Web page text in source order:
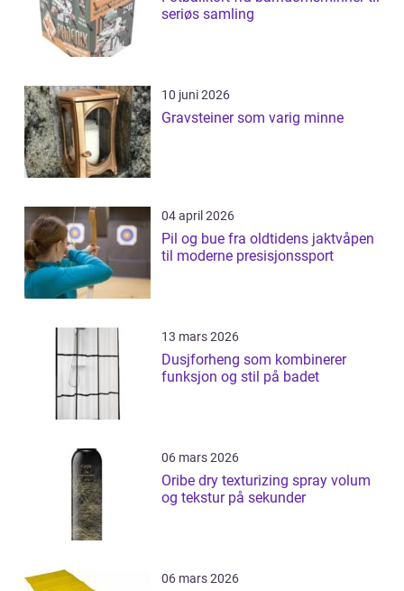
seriøs samling
10 juni 2026
Gravsteiner som varig minne
04 april 2026
Pil og bue fra oldtidens jaktvåpen
til moderne presisjonssport
13 mars 2026
Dusjforheng som kombinerer
funksjon og stil på badet
06 mars 2026
Oribe dry texturizing spray volum
og tekstur på sekunder
06 mars 2026